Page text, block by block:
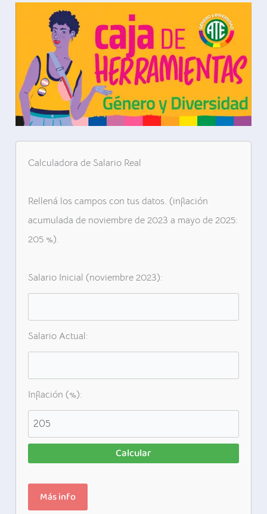
Calculadora de Salario Real
Rellená los campos con tus datos. (inflación
acumulada de noviembre de 2023 a mayo de 2025:
205 %).
Salario Inicial (noviembre 2023):
Salario Actual:
Inflación (%):
Calcular
Más info